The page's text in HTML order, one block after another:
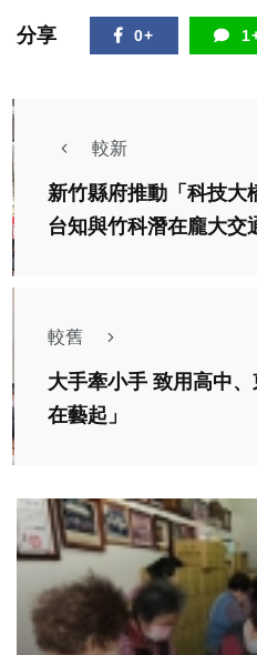
分享 0+
較新
新竹縣府推動「科技大
台知與竹科潛在龐大交
較舊
大手牽小手 致用高中
在藝起」